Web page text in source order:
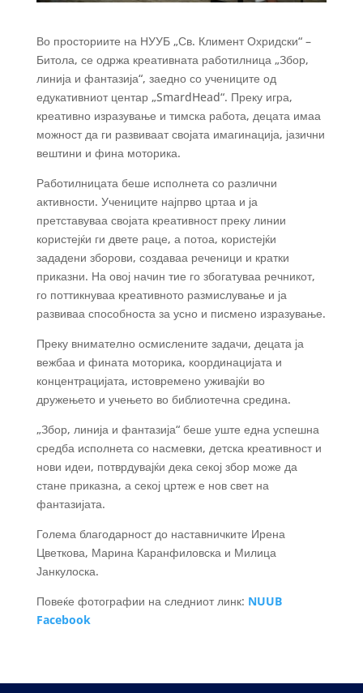
Во просториите на НУУБ „Св. Климент Охридски“ –
Битола, се одржа креативната работилница „Збор,
линија и фантазија“, заедно со учениците од
едукативниот центар „SmardHead“. Преку игра,
креативно изразување и тимска работа, децата имаа
можност да ги развиваат својата имагинација, јазични
вештини и фина моторика.
Работилницата беше исполнета со различни
активности. Учениците најпрво цртаа и ја
претставуваа својата креативност преку линии
користејќи ги двете раце, а потоа, користејќи
зададени зборови, создаваа реченици и кратки
приказни. На овој начин тие го збогатуваа речникот,
го поттикнуваа креативното размислување и ја
развиваа способноста за усно и писмено изразување.
Преку внимателно осмислените задачи, децата ја
вежбаа и фината моторика, координацијата и
концентрацијата, истовремено уживајќи во
дружењето и учењето во библиотечна средина.
„Збор, линија и фантазија“ беше уште една успешна
средба исполнета со насмевки, детска креативност и
нови идеи, потврдувајќи дека секој збор може да
стане приказна, а секој цртеж е нов свет на
фантазијата.
Голема благодарност до наставничките Ирена
Цветкова, Марина Каранфиловска и Милица
Јанкулоска.
Повеќе фотографии на следниот линк: NUUB
Facebook